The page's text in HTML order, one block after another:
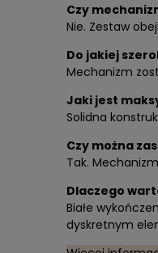
Czy
Nie. Zestaw
Do jakiej
Mechanizm
Jaki jest
Solidna
Czy można
Tak.
Dlaczego
Białe
dyskretnym